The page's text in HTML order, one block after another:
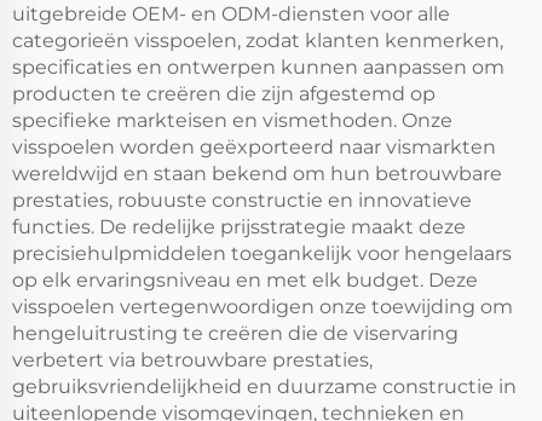
uitgebreide OEM- en ODM-diensten voor alle
categorieën visspoelen, zodat klanten kenmerken,
specificaties en ontwerpen kunnen aanpassen om
producten te creëren die zijn afgestemd op
specifieke markteisen en vismethoden. Onze
visspoelen worden geëxporteerd naar vismarkten
wereldwijd en staan bekend om hun betrouwbare
prestaties, robuuste constructie en innovatieve
functies. De redelijke prijsstrategie maakt deze
precisiehulpmiddelen toegankelijk voor hengelaars
op elk ervaringsniveau en met elk budget. Deze
visspoelen vertegenwoordigen onze toewijding om
hengeluitrusting te creëren die de viservaring
verbetert via betrouwbare prestaties,
gebruiksvriendelijkheid en duurzame constructie in
uiteenlopende visomgevingen, technieken en